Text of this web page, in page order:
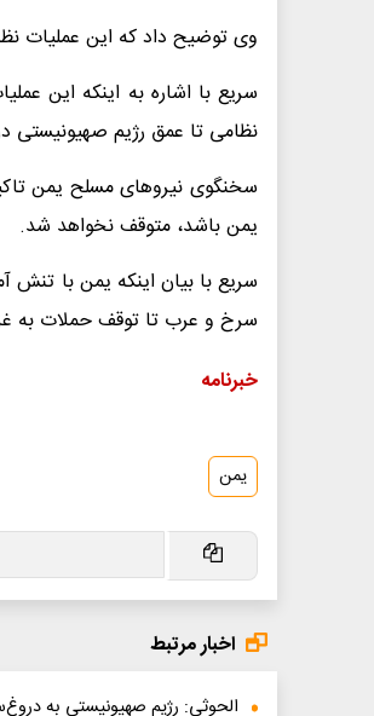
وی توضیح داد که این عملیات
سریع با اشاره به اینکه این
نظامی تا عمق رژیم صهیونیستی
سخنگوی نیروهای مسلح یمن
یمن باشد، متوقف نخواهد شد.
سریع با بیان اینکه یمن با تنش
سرخ و عرب تا توقف حملات به
خبرنامه
یمن
اخبار مرتبط
الحوثی: رژیم صهیونیستی به